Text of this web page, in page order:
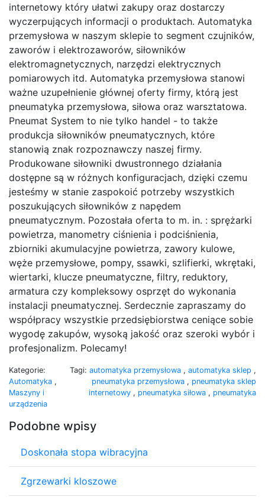
internetowy który ułatwi zakupy oraz dostarczy
wyczerpujących informacji o produktach. Automatyka
przemysłowa w naszym sklepie to segment czujników,
zaworów i elektrozaworów, siłowników
elektromagnetycznych, narzędzi elektrycznych
pomiarowych itd. Automatyka przemysłowa stanowi
ważne uzupełnienie głównej oferty firmy, którą jest
pneumatyka przemysłowa, siłowa oraz warsztatowa.
Pneumat System to nie tylko handel - to także
produkcja siłowników pneumatycznych, które
stanowią znak rozpoznawczy naszej firmy.
Produkowane siłowniki dwustronnego działania
dostępne są w różnych konfiguracjach, dzięki czemu
jesteśmy w stanie zaspokoić potrzeby wszystkich
poszukujących siłowników z napędem
pneumatycznym. Pozostała oferta to m. in. : sprężarki
powietrza, manometry ciśnienia i podciśnienia,
zbiorniki akumulacyjne powietrza, zawory kulowe,
węże przemysłowe, pompy, ssawki, szlifierki, wkrętaki,
wiertarki, klucze pneumatyczne, filtry, reduktory,
armatura czy kompleksowy osprzęt do wykonania
instalacji pneumatycznej. Serdecznie zapraszamy do
współpracy wszystkie przedsiębiorstwa ceniące sobie
wygodę zakupów, wysoką jakość oraz szeroki wybór i
profesjonalizm. Polecamy!
Kategorie:
Automatyka ,
Maszyny i
urządzenia
Tagi: automatyka przemysłowa , automatyka sklep ,
pneumatyka przemysłowa , pneumatyka sklep
internetowy , pneumatyka siłowa , pneumatyka
Podobne wpisy
Doskonała stopa wibracyjna
Zgrzewarki kloszowe